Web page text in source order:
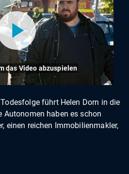
das Video abzuspielen
führt Helen Dorn in die
Autonomen haben es schon
einen reichen Immobilienmakler,